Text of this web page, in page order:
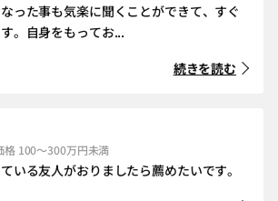
った事も気楽に聞くことができて、すぐ
。自身をもってお...
続きを読む
格 100～300万円未満
いる友人がおりましたら薦めたいです。